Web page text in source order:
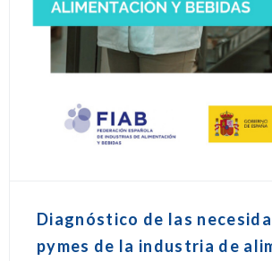
Diagnóstico de las
pymes de la industria de